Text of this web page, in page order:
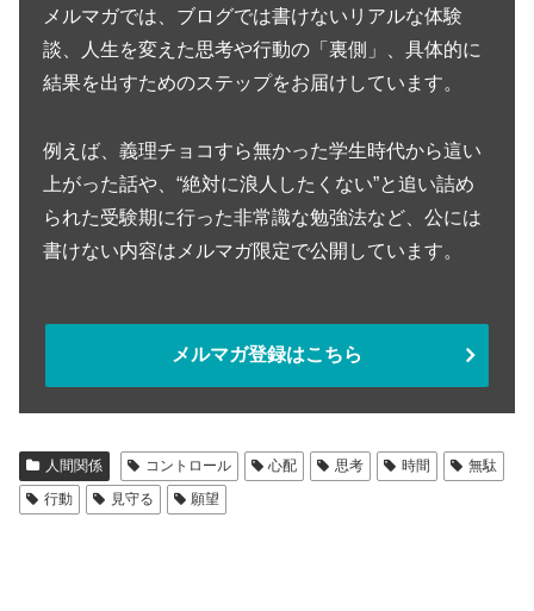
メルマガでは、ブログでは書けないリアルな体験
談、人生を変えた思考や行動の「裏側」、具体的に
結果を出すためのステップをお届けしています。
例えば、義理チョコすら無かった学生時代から這い
上がった話や、“絶対に浪人したくない”と追い詰め
られた受験期に行った非常識な勉強法など、公には
書けない内容はメルマガ限定で公開しています。
メルマガ登録はこちら
人間関係 コントロール 心配 思考 時間
無駄
行動
見守る 願望